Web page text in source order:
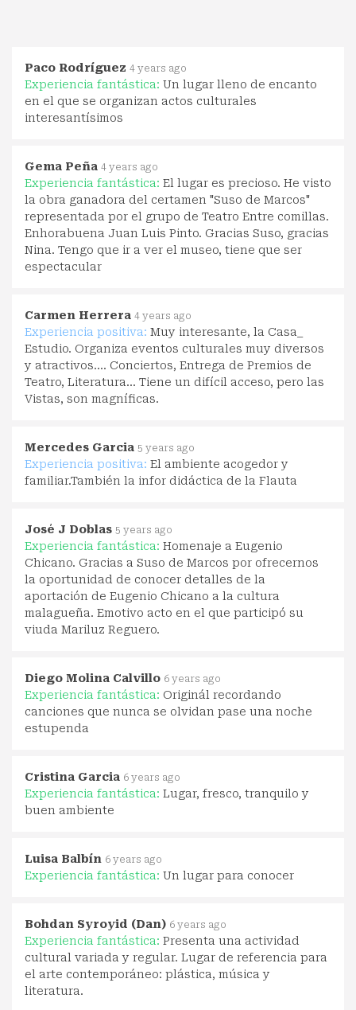
Paco Rodríguez 4 years ago
Experiencia fantástica: Un lugar lleno de encanto
en el que se organizan actos culturales
interesantísimos
Gema Peña 4 years ago
Experiencia fantástica: El lugar es precioso. He visto
la obra ganadora del certamen "Suso de Marcos"
representada por el grupo de Teatro Entre comillas.
Enhorabuena Juan Luis Pinto. Gracias Suso, gracias
Nina. Tengo que ir a ver el museo, tiene que ser
espectacular
Carmen Herrera 4 years ago
Experiencia positiva: Muy interesante, la Casa_
Estudio. Organiza eventos culturales muy diversos
y atractivos.... Conciertos, Entrega de Premios de
Teatro, Literatura... Tiene un difícil acceso, pero las
Vistas, son magníficas.
Mercedes Garcia 5 years ago
Experiencia positiva: El ambiente acogedor y
familiar.También la infor didáctica de la Flauta
José J Doblas 5 years ago
Experiencia fantástica: Homenaje a Eugenio
Chicano. Gracias a Suso de Marcos por ofrecernos
la oportunidad de conocer detalles de la
aportación de Eugenio Chicano a la cultura
malagueña. Emotivo acto en el que participó su
viuda Mariluz Reguero.
Diego Molina Calvillo 6 years ago
Experiencia fantástica: Originál recordando
canciones que nunca se olvidan pase una noche
estupenda
Cristina Garcia 6 years ago
Experiencia fantástica: Lugar, fresco, tranquilo y
buen ambiente
Luisa Balbín 6 years ago
Experiencia fantástica: Un lugar para conocer
Bohdan Syroyid (Dan) 6 years ago
Experiencia fantástica: Presenta una actividad
cultural variada y regular. Lugar de referencia para
el arte contemporáneo: plástica, música y
literatura.